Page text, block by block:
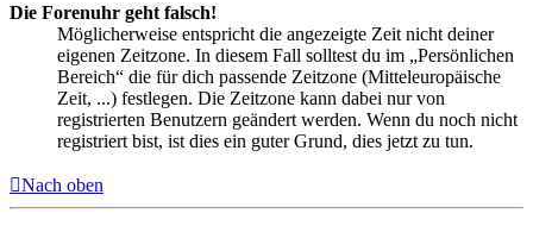
Die Forenuhr geht falsch!
Möglicherweise entspricht die angezeigte Zeit nicht deiner
eigenen Zeitzone. In diesem Fall solltest du im „Persönlichen
Bereich“ die für dich passende Zeitzone (Mitteleuropäische
Zeit, ...) festlegen. Die Zeitzone kann dabei nur von
registrierten Benutzern geändert werden. Wenn du noch nicht
registriert bist, ist dies ein guter Grund, dies jetzt zu tun.
Nach oben